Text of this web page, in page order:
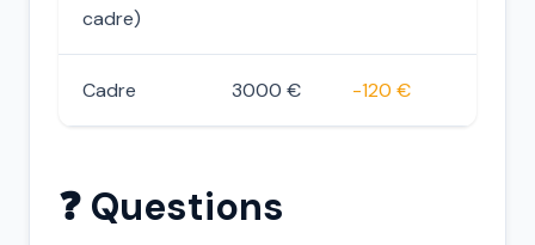
cadre)
Cadre 3000 € -120 €
❓ Questions